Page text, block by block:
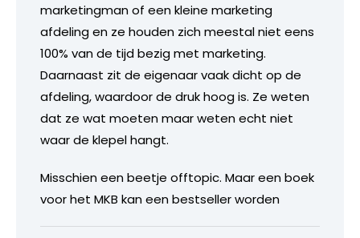
marketingman of een kleine marketing
afdeling en ze houden zich meestal niet eens
100% van de tijd bezig met marketing.
Daarnaast zit de eigenaar vaak dicht op de
afdeling, waardoor de druk hoog is. Ze weten
dat ze wat moeten maar weten echt niet
waar de klepel hangt.
Misschien een beetje offtopic. Maar een boek
voor het MKB kan een bestseller worden